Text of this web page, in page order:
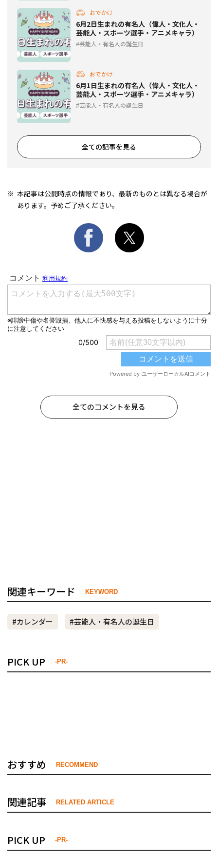
おでかけ
6月2日生まれの有名人（偉人・文化人・
芸能人・スポーツ選手・アニメキャラ）
芸能人・有名人の誕生日
おでかけ
6月1日生まれの有名人（偉人・文化人・
芸能人・スポーツ選手・アニメキャラ）
芸能人・有名人の誕生日
全ての記事を見る
本記事は公開時点の情報であり、最新のものとは異なる場合が
あります。予めご了承ください。
全てのコメントを見る
関連キーワード KEYWORD
#カレンダー #芸能人・有名人の誕生日
PICK UP -PR-
おすすめ RECOMMEND
関連記事 RELATED ARTICLE
PICK UP -PR-